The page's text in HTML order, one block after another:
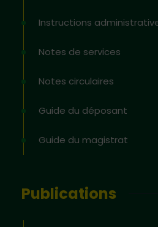
Instructions
Notes de services
Notes circulaires
Guide du déposant
Guide du magistrat
Publications